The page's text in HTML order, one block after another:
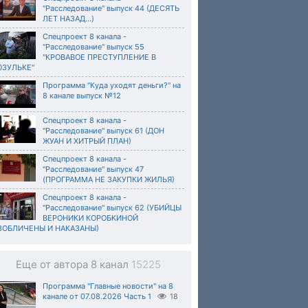
"Расследование" выпуск 44 (ДЕСЯТЬ
ЛЕТ НАЗАД...)
Спецпроект 8 канала -
"Расследование" выпуск 55
"КРОВАВОЕ ПРЕСТУПЛЕНИЕ В
Программа "Куда уходят деньги?" на
8 канале выпуск №12
Спецпроект 8 канала -
"Расследование" выпуск 61 (ДОН
ЖУАН И ХИТРЫЙ ПЛАН)
Спецпроект 8 канала -
"Расследование" выпуск 47
(ПРОГРАММА НЕ ЗАКУПКИ ЖИЛЬЯ)
Спецпроект 8 канала -
"Расследование" выпуск 62 (УБИЙЦЫ
ВЕРОНИКИ КОРОБКИНОЙ
И НАКАЗАНЫ)
Еще от автора 8 канал 15225
Программа "Главные новости" на 8
канале от 07.08.2026 Часть 1
18